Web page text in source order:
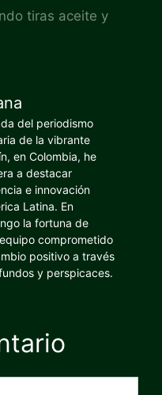
tiras aceite y
del periodismo
de la vibrante
en Colombia, he
a destacar
e innovación
Latina. En
la fortuna de
comprometido
positivo a través
y perspicaces.